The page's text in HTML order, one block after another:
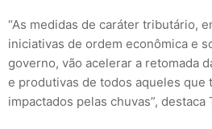
“As medidas de caráter tributário,
iniciativas de ordem econômica e
governo, vão acelerar a retomada
e produtivas de todos aqueles que
impactados pelas chuvas”, destaca